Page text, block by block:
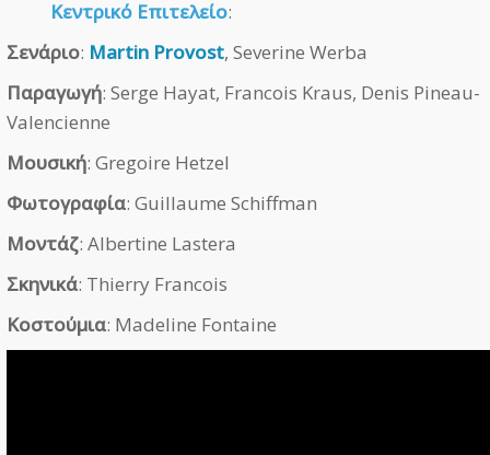
Κεντρικό Επιτελείο:
Σενάριο: Martin Provost, Severine Werba
Παραγωγή: Serge Hayat, Francois Kraus, Denis Pineau-
Valencienne
Μουσική: Gregoire Hetzel
Φωτογραφία: Guillaume Schiffman
Μοντάζ: Albertine Lastera
Σκηνικά: Thierry Francois
Κοστούμια: Madeline Fontaine